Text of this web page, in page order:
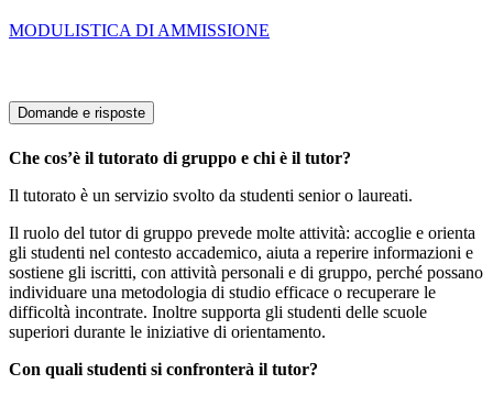
MODULISTICA DI AMMISSIONE
Domande e risposte
Che cos’è il tutorato di gruppo e chi è il tutor?
Il tutorato è un servizio svolto da studenti senior o laureati.
Il ruolo del tutor di gruppo prevede molte attività: accoglie e orienta
gli studenti nel contesto accademico, aiuta a reperire informazioni e
sostiene gli iscritti, con attività personali e di gruppo, perché possano
individuare una metodologia di studio efficace o recuperare le
difficoltà incontrate. Inoltre supporta gli studenti delle scuole
superiori durante le iniziative di orientamento.
Con quali studenti si confronterà il tutor?